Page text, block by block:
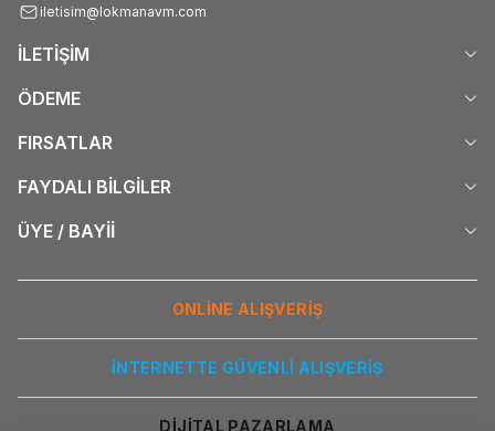
iletisim@lokmanavm.com
İLETİŞİM
ÖDEME
FIRSATLAR
FAYDALI BİLGİLER
ÜYE / BAYİİ
ONLİNE ALIŞVERİŞ
İNTERNETTE GÜVENLİ ALIŞVERİŞ
DİJİTAL PAZARLAMA